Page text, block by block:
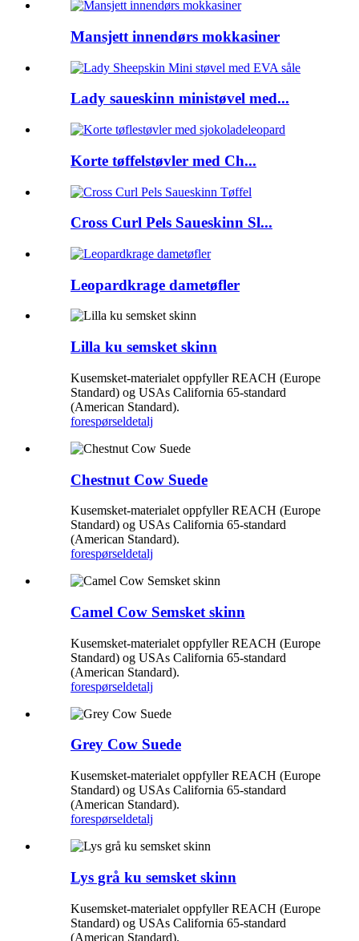
Mansjett innendørs mokkasiner
Lady saueskinn ministøvel med...
Korte tøffelstøvler med Ch...
Cross Curl Pels Saueskinn Sl...
Leopardkrage dametøfler
Lilla ku semsket skinn
Kusemsket-materialet oppfyller REACH (Europe
Standard) og USAs California 65-standard
(American Standard).
forespørseldetalj
Chestnut Cow Suede
Kusemsket-materialet oppfyller REACH (Europe
Standard) og USAs California 65-standard
(American Standard).
forespørseldetalj
Camel Cow Semsket skinn
Kusemsket-materialet oppfyller REACH (Europe
Standard) og USAs California 65-standard
(American Standard).
forespørseldetalj
Grey Cow Suede
Kusemsket-materialet oppfyller REACH (Europe
Standard) og USAs California 65-standard
(American Standard).
forespørseldetalj
Lys grå ku semsket skinn
Kusemsket-materialet oppfyller REACH (Europe
Standard) og USAs California 65-standard
(American Standard).